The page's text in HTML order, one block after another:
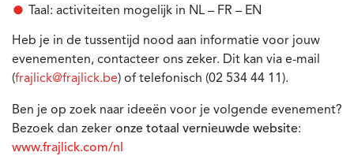
Taal: activiteiten mogelijk in NL – FR – EN
Heb je in de tussentijd nood aan informatie voor jouw
evenementen, contacteer ons zeker. Dit kan via e-mail
(frajlick@frajlick.be) of telefonisch (02 534 44 11).
Ben je op zoek naar ideeën voor je volgende evenement?
Bezoek dan zeker onze totaal vernieuwde website:
www.frajlick.com/nl